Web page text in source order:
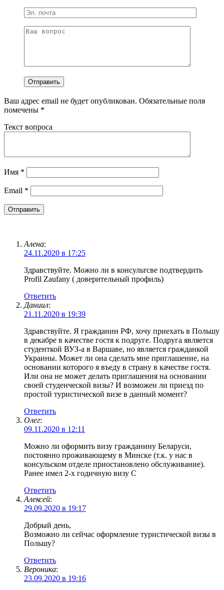
Ваш адрес email не будет опубликован. Обязательные поля
помечены *
Текст вопроса
Имя *
Email *
Алена:
24.11.2020 в 17:25
Здравствуйте. Можно ли в консультсве подтвердить
Profil Zaufany ( доверительный профиль)
Ответить
Даниил:
21.11.2020 в 19:39
Здравствуйте. Я гражданин РФ, хочу приехать в Польшу
в декабре в качестве гостя к подруге. Подруга является
студенткой ВУЗ-а в Варшаве, но является гражданкой
Украины. Может ли она сделать мне приглашение, на
основании которого я въеду в страну в качестве гостя.
Или она не может делать приглашения на основании
своей студенческой визы? И возможен ли приезд по
простой туристической визе в данный момент?
Ответить
Олег:
09.11.2020 в 12:11
Можно ли оформить визу гражданину Беларуси,
постоянно проживающему в Минске (т.к. у нас в
консульском отделе приостановлено обслуживание).
Ранее имел 2-х годичную визу С
Ответить
Алексей:
29.09.2020 в 19:17
Добрый день,
Возможно ли сейчас оформление туристической визы в
Польшу?
Ответить
Вероника:
23.09.2020 в 19:16